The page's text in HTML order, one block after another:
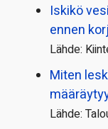
Iskikö
ennen
Lähde:
Miten
Lähde: